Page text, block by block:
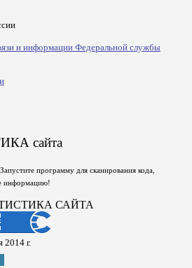
и информации Федеральной службы
сайта
программу для сканирования кода,
информацию!
САЙТА
2014 г.